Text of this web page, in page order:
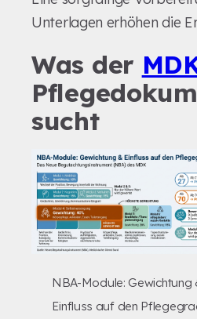
Unterlagen erhöhen die
Was der
sucht
NBA-Module: Gewichtung
Einfluss auf den